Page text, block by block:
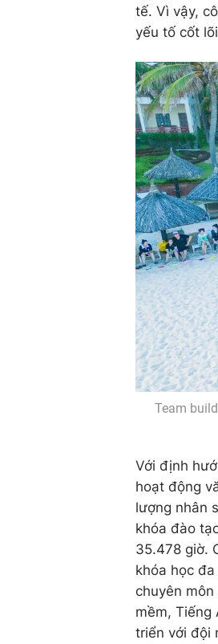
tế. Vì vậy,
yếu tố cốt
Team
Với định
hoạt động
lượng nhân
khóa đào
35.478 giờ.
khóa học
chuyên
mềm, Tiếng
triển với đội